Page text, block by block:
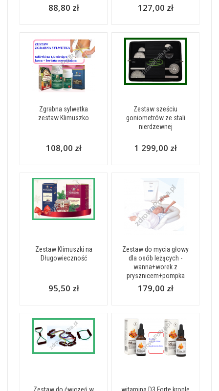
88,80 zł 127,00 zł
Zgrabna sylwetka
zestaw Klimuszko
108,00 zł
Zestaw sześciu
goniometrów ze stali
nierdzewnej
1 299,00 zł
Zestaw Klimuszki na
Długowieczność
95,50 zł
Zestaw do mycia głowy
dla osób leżących -
wanna+worek z
prysznicem+pompka
179,00 zł
Zestaw do ćwiczeń w witamina D3 Forte krople